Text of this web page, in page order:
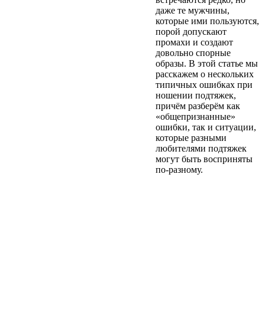
даже те мужчины,
которые ими пользуются,
порой допускают
промахи и создают
довольно спорные
образы. В этой статье мы
расскажем о нескольких
типичных ошибках при
ношении подтяжек,
причём разберём как
«общепризнанные»
ошибки, так и ситуации,
которые разными
любителями подтяжек
могут быть восприняты
по-разному.